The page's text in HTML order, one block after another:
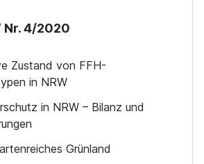
Nr. 4/2020
Zustand von FFH-
in NRW
in NRW – Bilanz und
Grünland